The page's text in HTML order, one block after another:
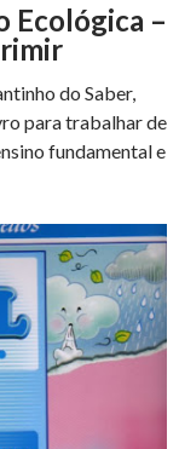
Ecológica –
do Saber,
para trabalhar de
fundamental e